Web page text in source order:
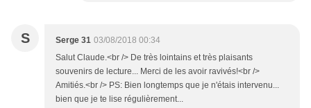
S Serge 31 03/08/2018 00:34
Salut Claude.<br /> De très lointains et très plaisants
souvenirs de lecture... Merci de les avoir ravivés!<br />
Amitiés.<br /> PS: Bien longtemps que je n'étais intervenu...
bien que je te lise régulièrement...